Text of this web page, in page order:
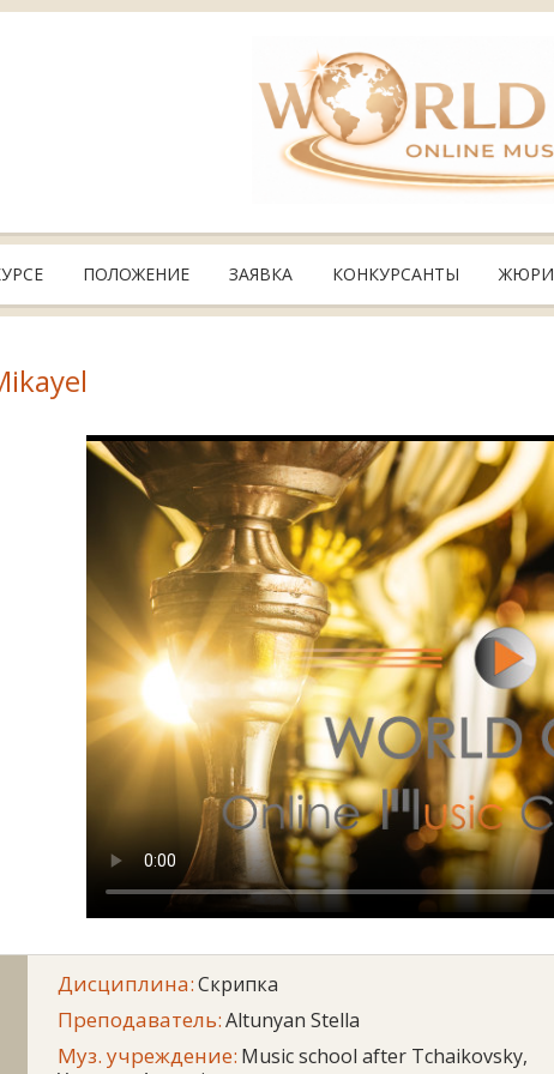
ПОЛОЖЕНИЕ ЗАЯВКА КОНКУРСАНТЫ ЖЮРИ
Дисциплина:Скрипка
Преподаватель:Altunyan Stella
Муз. учреждение: Music school after Tchaikovsky,